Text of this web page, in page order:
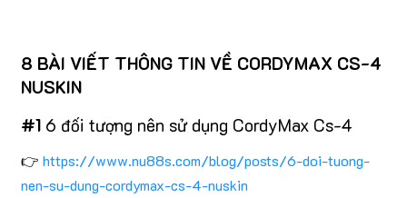
8 BÀI VIẾT THÔNG TIN VỀ CORDYMAX CS-4
NUSKIN
#1 6 đối tượng nên sử dụng CordyMax Cs-4
👉 https://www.nu88s.com/blog/posts/6-doi-tuong-
nen-su-dung-cordymax-cs-4-nuskin